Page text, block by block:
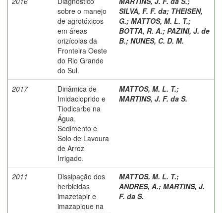
sobre o manejo
de agrotóxicos
em áreas
orizícolas da
Fronteira Oeste
do Rio Grande
do Sul.
SILVA, F. F. da; THEISEN,
G.; MATTOS, M. L. T.;
BOTTA, R. A.; PAZINI, J. de
B.; NUNES, C. D. M.
2017
Dinâmica de
Imidacloprido e
Tiodicarbe na
Água,
Sedimento e
Solo de Lavoura
de Arroz
Irrigado.
MATTOS, M. L. T.;
MARTINS, J. F. da S.
2011
Dissipação dos
herbicidas
imazetapir e
imazapique na
MATTOS, M. L. T.;
ANDRES, A.; MARTINS, J.
F. da S.